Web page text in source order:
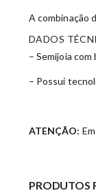
A combinação
DADOS
– Semijoia
– Possui
ATENÇÃO:
PRODUTOS